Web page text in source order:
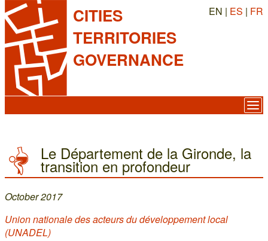
CITIES
TERRITORIES
GOVERNANCE
EN | ES | FR
Le Département de la Gironde, la
transition en profondeur
October 2017
Union nationale des acteurs du développement local
(UNADEL)